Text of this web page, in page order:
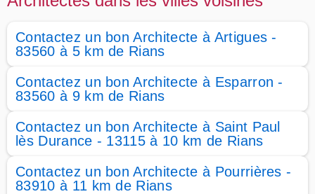
Contactez un bon Architecte à Artigues -
83560 à 5 km de Rians
Contactez un bon Architecte à Esparron -
83560 à 9 km de Rians
Contactez un bon Architecte à Saint Paul
lès Durance - 13115 à 10 km de Rians
Contactez un bon Architecte à Pourrières -
83910 à 11 km de Rians